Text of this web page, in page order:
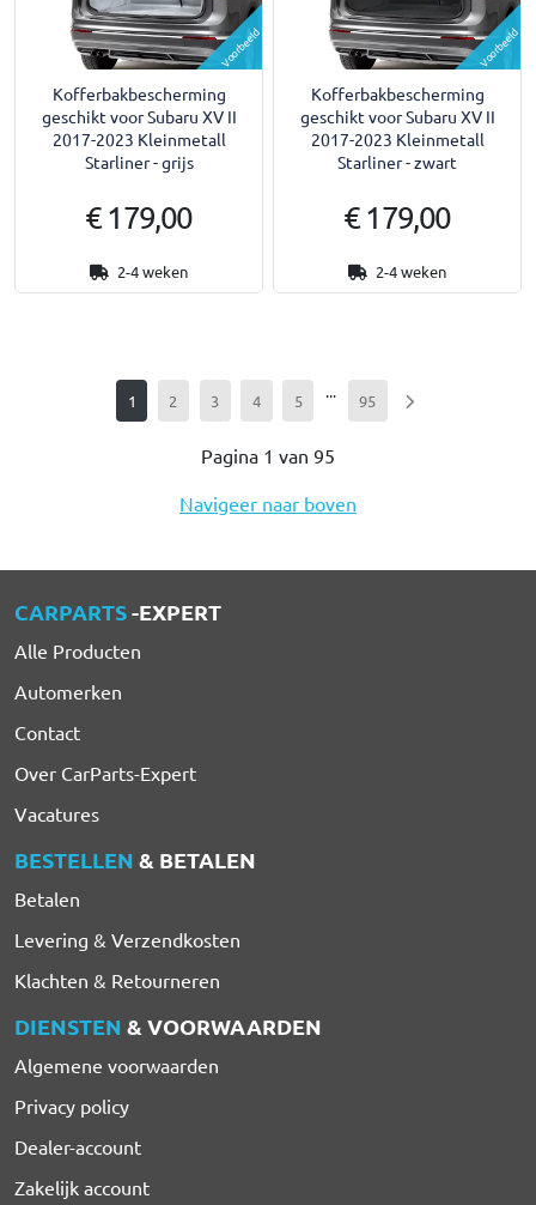
Voorbeeld
Kofferbakbescherming
geschikt voor Subaru XV II
2017-2023 Kleinmetall
Starliner - grijs
€ 179,00
2-4 weken
Voorbeeld
Kofferbakbescherming
geschikt voor Subaru XV II
2017-2023 Kleinmetall
Starliner - zwart
€ 179,00
2-4 weken
1 2 3 4 5 ... 95
Pagina 1 van 95
Navigeer naar boven
CARPARTS-EXPERT
Alle Producten
Automerken
Contact
Over CarParts-Expert
Vacatures
BESTELLEN & BETALEN
Betalen
Levering & Verzendkosten
Klachten & Retourneren
DIENSTEN & VOORWAARDEN
Algemene voorwaarden
Privacy policy
Dealer-account
Zakelijk account